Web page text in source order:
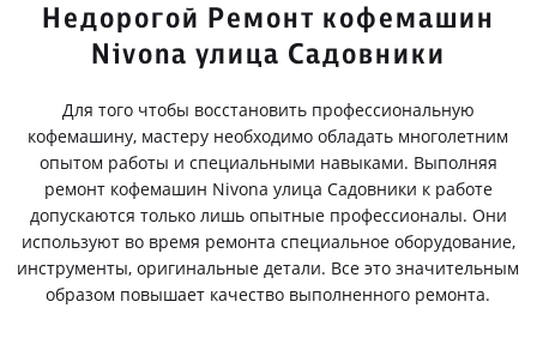
Недорогой Ремонт кофемашин
Nivona улица Садовники
Для того чтобы восстановить профессиональную
кофемашину, мастеру необходимо обладать многолетним
опытом работы и специальными навыками. Выполняя
ремонт кофемашин Nivona улица Садовники к работе
допускаются только лишь опытные профессионалы. Они
используют во время ремонта специальное оборудование,
инструменты, оригинальные детали. Все это значительным
образом повышает качество выполненного ремонта.